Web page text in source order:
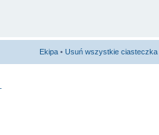
Ekipa • Usuń wszystkie ciasteczka